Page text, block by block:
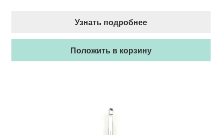
Узнать подробнее
Положить в корзину